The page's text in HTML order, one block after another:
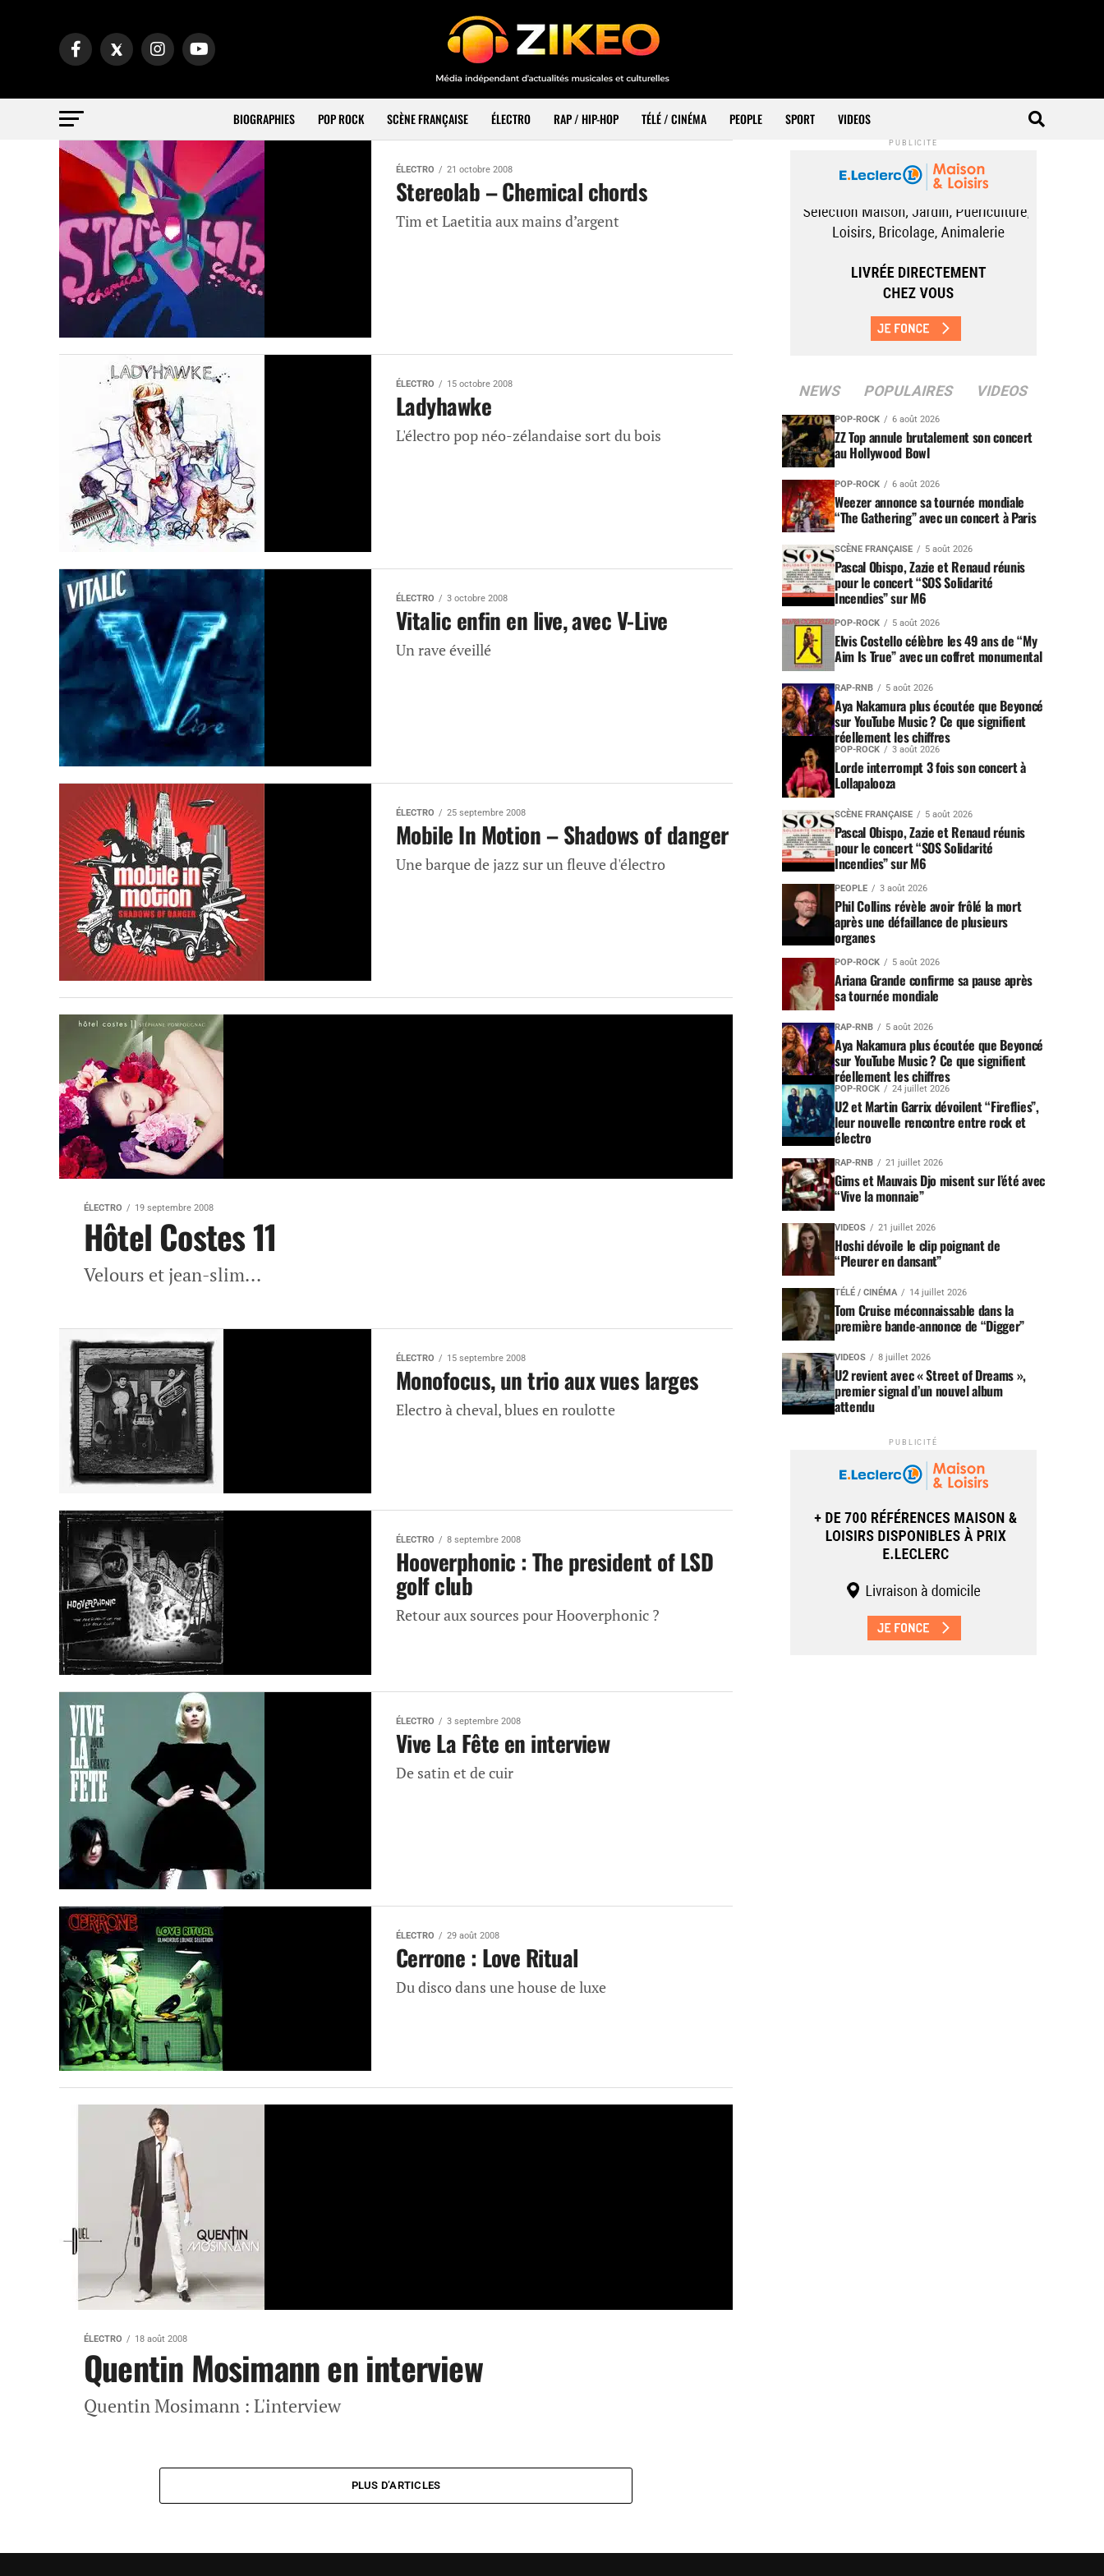
BIOGRAPHIES POP ROCK SCÈNE FRANÇAISE ÉLECTRO RAP / HIP-HOP TÉLÉ / CINÉMA PEOPLE SPORT VIDEOS
ÉLECTRO 21 octobre 2008
Stereolab – Chemical chords
Tim et Laetitia aux mains d’argent
ÉLECTRO 15 octobre 2008
Ladyhawke
L'électro pop néo-zélandaise sort du bois
ÉLECTRO 3 octobre 2008
Vitalic enfin en live, avec V-Live
Un rave éveillé
ÉLECTRO 25 septembre 2008
Mobile In Motion – Shadows of danger
Une barque de jazz sur un fleuve d'électro
ÉLECTRO 19 septembre 2008
Hôtel Costes 11
Velours et jean-slim...
ÉLECTRO 15 septembre 2008
Monofocus, un trio aux vues larges
Electro à cheval, blues en roulotte
ÉLECTRO 8 septembre 2008
Hooverphonic : The president of LSD
golf club
Retour aux sources pour Hooverphonic ?
ÉLECTRO 3 septembre 2008
Vive La Fête en interview
De satin et de cuir
ÉLECTRO 29 août 2008
Cerrone : Love Ritual
Du disco dans une house de luxe
ÉLECTRO 18 août 2008
Quentin Mosimann en interview
Quentin Mosimann : L'interview
PLUS D’ARTICLES
PUBLICITÉ
NEWS POPULAIRES VIDEOS
POP-ROCK 6 août 2026
ZZ Top annule brutalement son concert
au Hollywood Bowl
POP-ROCK 6 août 2026
Weezer annonce sa tournée mondiale
“The Gathering” avec un concert à Paris
SCÈNE FRANÇAISE 5 août 2026
Pascal Obispo, Zazie et Renaud réunis
pour le concert “SOS Solidarité
Incendies” sur M6
POP-ROCK 5 août 2026
Elvis Costello célèbre les 49 ans de “My
Aim Is True” avec un coffret monumental
RAP-RNB 5 août 2026
Aya Nakamura plus écoutée que Beyoncé
sur YouTube Music ? Ce que signifient
réellement les chiffres
POP-ROCK 3 août 2026
Lorde interrompt 3 fois son concert à
Lollapalooza
SCÈNE FRANÇAISE 5 août 2026
Pascal Obispo, Zazie et Renaud réunis
pour le concert “SOS Solidarité
Incendies” sur M6
PEOPLE 3 août 2026
Phil Collins révèle avoir frôlé la mort
après une défaillance de plusieurs
organes
POP-ROCK 5 août 2026
Ariana Grande confirme sa pause après
sa tournée mondiale
RAP-RNB 5 août 2026
Aya Nakamura plus écoutée que Beyoncé
sur YouTube Music ? Ce que signifient
réellement les chiffres
POP-ROCK 24 juillet 2026
U2 et Martin Garrix dévoilent “Fireflies”,
leur nouvelle rencontre entre rock et
électro
RAP-RNB 21 juillet 2026
Gims et Mauvais Djo misent sur l’été avec
“Vive la monnaie”
VIDEOS 21 juillet 2026
Hoshi dévoile le clip poignant de
“Pleurer en dansant”
TÉLÉ / CINÉMA 14 juillet 2026
Tom Cruise méconnaissable dans la
première bande-annonce de “Digger”
VIDEOS 8 juillet 2026
U2 revient avec « Street of Dreams »,
premier signal d’un nouvel album
attendu
PUBLICITÉ